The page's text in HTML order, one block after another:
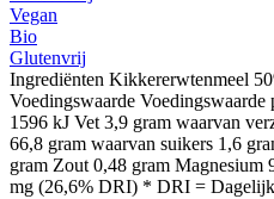
Vegan
Bio
Glutenvrij
Ingrediënten Kikkererwtenmeel
Voedingswaarde
1596 kJ Vet 3,9 gram waarvan
66,8 gram waarvan suikers 1,6
gram Zout 0,48 gram
mg (26,6% DRI) * DRI =